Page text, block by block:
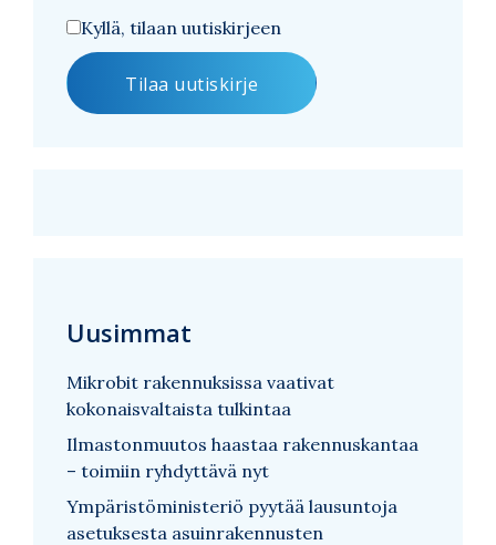
Kyllä, tilaan uutiskirjeen
Uusimmat
Mikrobit rakennuksissa vaativat
kokonaisvaltaista tulkintaa
Ilmastonmuutos haastaa rakennuskantaa
– toimiin ryhdyttävä nyt
Ympäristöministeriö pyytää lausuntoja
asetuksesta asuinrakennusten